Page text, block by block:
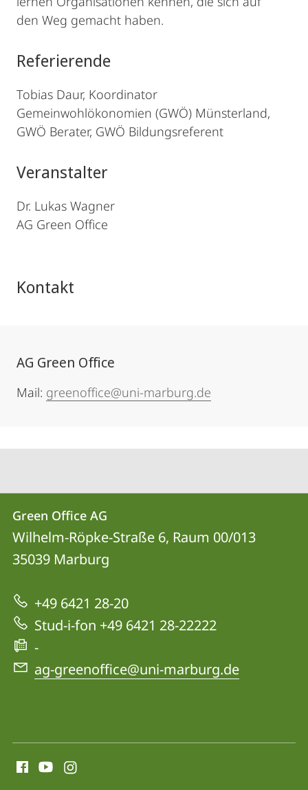
den Weg gemacht haben.
Referierende
Tobias Daur, Koordinator
Gemeinwohlökonomien (GWÖ) Münsterland,
GWÖ Berater, GWÖ Bildungsreferent
Veranstalter
Dr. Lukas Wagner
AG Green Office
Kontakt
AG Green Office
Mail: greenoffice@uni-marburg.de
Kontakt
und
Informationen
zur
Website
Kontaktinformationen
Green
Office
AG
Green Office AG
Wilhelm-Röpke-Straße 6, Raum 00/013
35039 Marburg
+49 6421 28-20
Stud-i-fon +49 6421 28-22222
-
ag-greenoffice@uni-marburg.de
Media